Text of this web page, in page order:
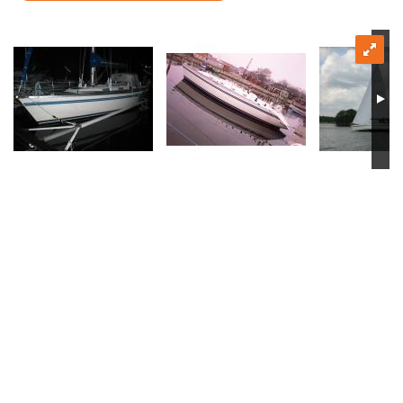
Försäljningsår Årsmodell Motor